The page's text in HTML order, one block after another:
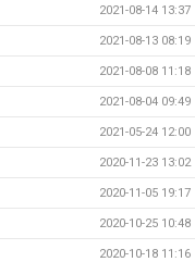
2021-08-14 13:37
2021-08-13 08:19
2021-08-08 11:18
2021-08-04 09:49
2021-05-24 12:00
2020-11-23 13:02
2020-11-05 19:17
2020-10-25 10:48
2020-10-18 11:16